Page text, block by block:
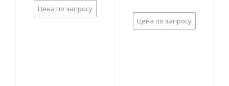
Цена по запросу
Цена по запросу